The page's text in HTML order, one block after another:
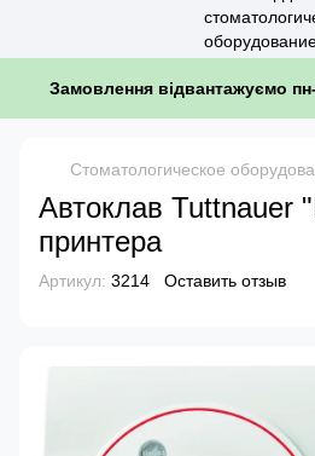
Замовлення відвантажуємо
Стоматологическое
Автоклав Tuttnauer
принтера
Артикул: 3214 Оставить отзыв